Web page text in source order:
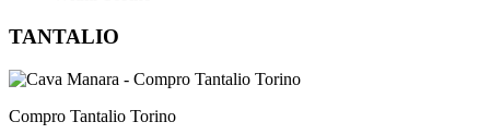
TANTALIO
Compro Tantalio Torino